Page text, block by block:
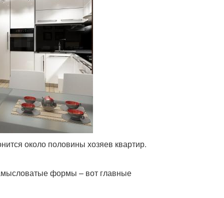
около половины хозяев квартир.
формы – вот главные